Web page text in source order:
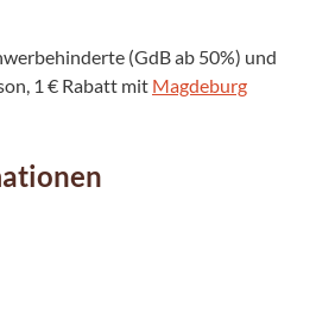
(GdB ab 50%) und
1 € Rabatt mit Magdeburg